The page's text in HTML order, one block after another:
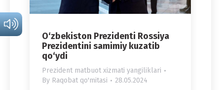
O‘zbekiston Prezidenti Rossiya
Prezidentini samimiy kuzatib
qo‘ydi
Prezident matbuot xizmati yangiliklari
By Raqobat qo'mitasi 28.05.2024